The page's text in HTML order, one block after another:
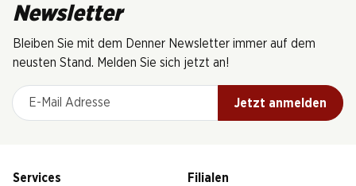
Newsletter
Bleiben Sie mit dem Denner Newsletter immer auf dem
neusten Stand. Melden Sie sich jetzt an!
E-Mail Adresse
Jetzt anmelden
Services
Filialen